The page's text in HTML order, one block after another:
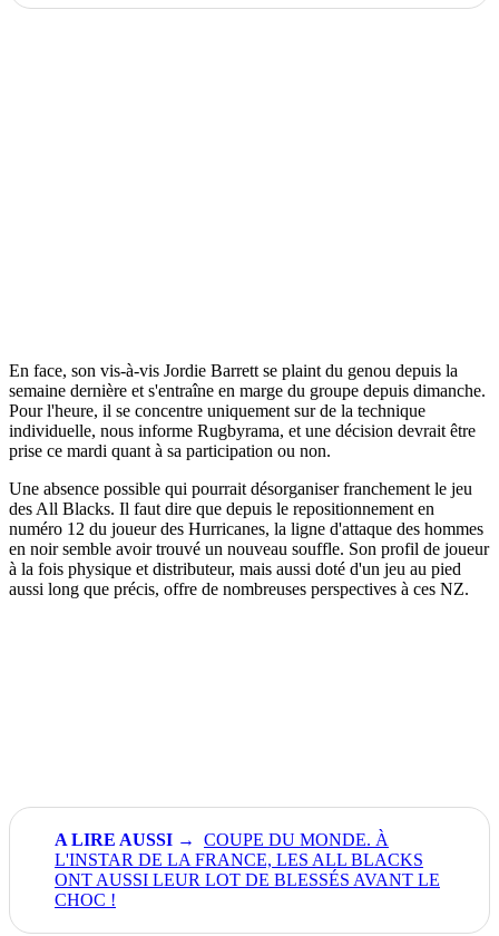
En face, son vis-à-vis Jordie Barrett se plaint du genou depuis la
semaine dernière et s'entraîne en marge du groupe depuis dimanche.
Pour l'heure, il se concentre uniquement sur de la technique
individuelle, nous informe Rugbyrama, et une décision devrait être
prise ce mardi quant à sa participation ou non.
Une absence possible qui pourrait désorganiser franchement le jeu
des All Blacks. Il faut dire que depuis le repositionnement en
numéro 12 du joueur des Hurricanes, la ligne d'attaque des hommes
en noir semble avoir trouvé un nouveau souffle. Son profil de joueur
à la fois physique et distributeur, mais aussi doté d'un jeu au pied
aussi long que précis, offre de nombreuses perspectives à ces NZ.
COUPE DU MONDE. À
L'INSTAR DE LA FRANCE, LES ALL BLACKS
ONT AUSSI LEUR LOT DE BLESSÉS AVANT LE
CHOC !